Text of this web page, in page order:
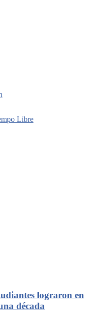
Libre
lograron en
década